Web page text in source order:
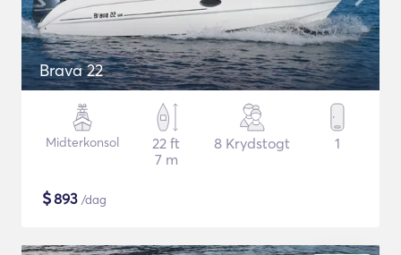
Brava 22
Midterkonsol
22 ft
7 m
8 Krydstogt 1
$893 /dag